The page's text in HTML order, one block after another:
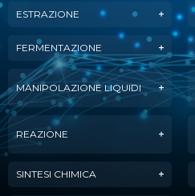
ESTRAZIONE
FERMENTAZIONE
MANIPOLAZIONE LIQUIDI
REAZIONE
SINTESI CHIMICA